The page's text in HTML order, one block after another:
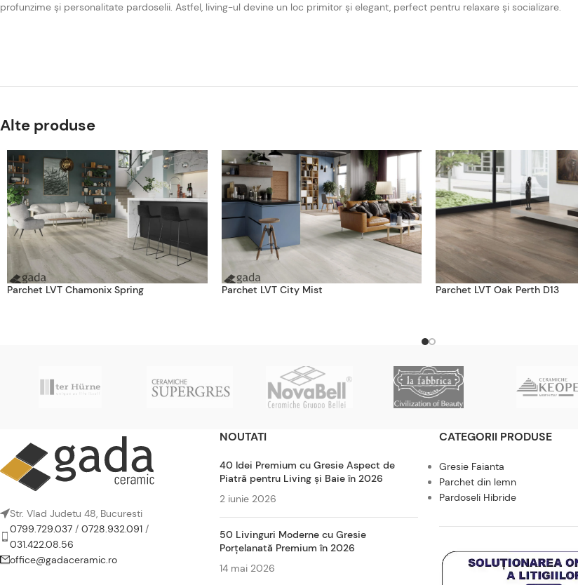
profunzime și personalitate pardoselii. Astfel, living-ul devine un loc primitor și elegant, perfect pentru relaxare și socializare.
Alte produse
Parchet LVT Chamonix Spring Parchet LVT City Mist Parchet LVT Oak Perth D13
Str. Vlad Judetu 48, Bucuresti
0799.729.037 / 0728.932.091 /
031.422.08.56
office@gadaceramic.ro
NOUTATI
40 Idei Premium cu Gresie Aspect de
Piatră pentru Living și Baie în 2026
2 iunie 2026
50 Livinguri Moderne cu Gresie
Porțelanată Premium în 2026
14 mai 2026
CATEGORII PRODUSE
Gresie Faianta
Parchet din lemn
Pardoseli Hibride